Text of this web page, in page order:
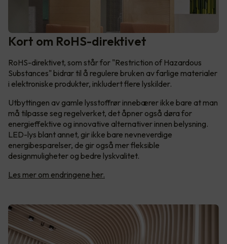
Kort om RoHS-direktivet
RoHS-direktivet, som står for "Restriction of Hazardous
Substances" bidrar til å regulere bruken av farlige materialer
i elektroniske produkter, inkludert flere lyskilder.
Utbyttingen av gamle lysstoffrør innebærer ikke bare at man
må tilpasse seg regelverket, det åpner også døra for
energieffektive og innovative alternativer innen belysning.
LED-lys blant annet, gir ikke bare nevneverdige
energibesparelser, de gir også mer fleksible
designmuligheter og bedre lyskvalitet.
Les mer om endringene her.